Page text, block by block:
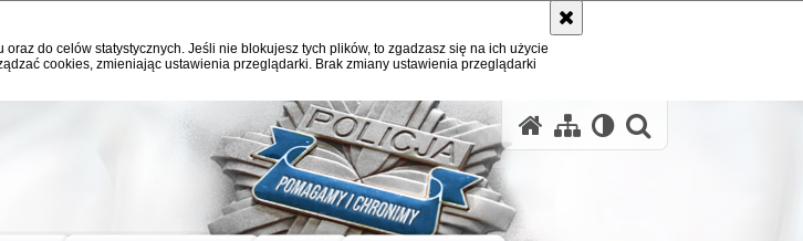
do celów statystycznych. Jeśli nie blokujesz tych plików, to zgadzasz się na ich użycie
cookies, zmieniając ustawienia przeglądarki. Brak zmiany ustawienia przeglądarki